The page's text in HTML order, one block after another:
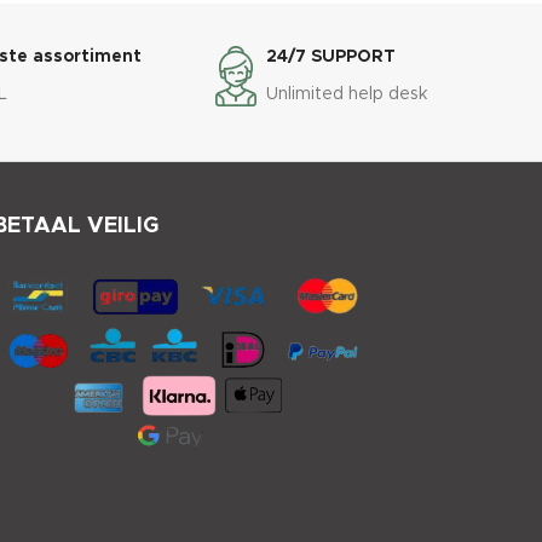
assortiment 24/7 SUPPORT
Unlimited help desk
VEILIG